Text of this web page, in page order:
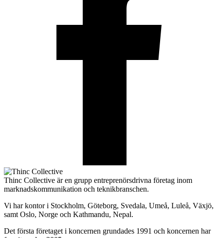
Thinc Collective är en grupp entreprenörsdrivna företag inom
marknadskommunikation och teknikbranschen.
Vi har kontor i Stockholm, Göteborg, Svedala, Umeå, Luleå, Växjö,
samt Oslo, Norge och Kathmandu, Nepal.
Det första företaget i koncernen grundades 1991 och koncernen har